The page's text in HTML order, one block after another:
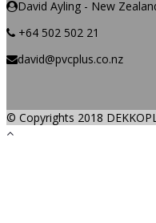
David Ayling - New
+64 502 502 21
david@pvcplus.co.nz
© Copyrights 2018